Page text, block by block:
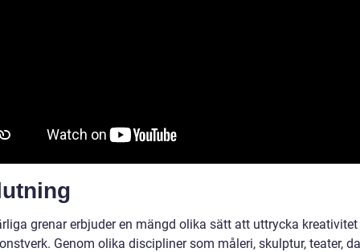
grenar erbjuder en mängd olika sätt att uttrycka
Genom olika discipliner som måleri, skulptur, teater,